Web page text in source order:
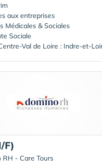
aux entreprises
Médicales & Sociales
Sociale
Val de Loire : Indre-et-
F)
RH - Care Tours